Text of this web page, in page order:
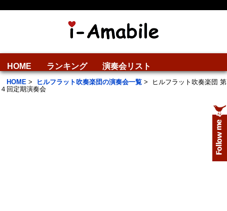
HOME ランキング 演奏会リスト
HOME > ヒルフラット吹奏楽団の演奏会一覧 >
ヒルフラット吹奏楽団 第
４回定期演奏会